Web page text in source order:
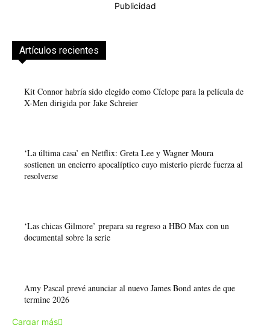
Publicidad
Artículos recientes
Kit Connor habría sido elegido como Cíclope para la película de
X-Men dirigida por Jake Schreier
‘La última casa’ en Netflix: Greta Lee y Wagner Moura
sostienen un encierro apocalíptico cuyo misterio pierde fuerza al
resolverse
‘Las chicas Gilmore’ prepara su regreso a HBO Max con un
documental sobre la serie
Amy Pascal prevé anunciar al nuevo James Bond antes de que
termine 2026
Cargar más